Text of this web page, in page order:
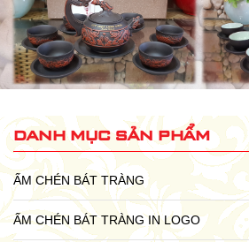
danh mục sản phẩm
ẤM CHÉN BÁT TRÀNG
ẤM CHÉN BÁT TRÀNG IN LOGO